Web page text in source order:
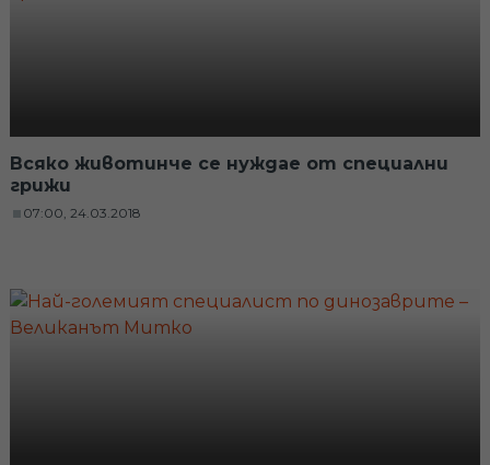
Всяко животинче се нуждае от специални
грижи
07:00, 24.03.2018